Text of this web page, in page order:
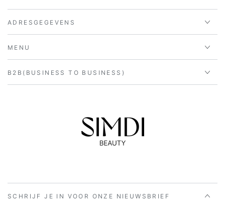
ADRESGEGEVENS
MENU
B2B(BUSINESS TO BUSINESS)
SCHRIJF JE IN VOOR ONZE NIEUWSBRIEF